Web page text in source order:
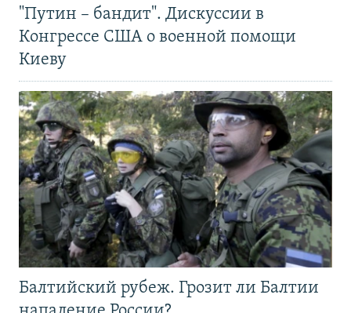
"Путин – бандит". Дискуссии в
Конгрессе США о военной помощи
Киеву
Балтийский рубеж. Грозит ли Балтии